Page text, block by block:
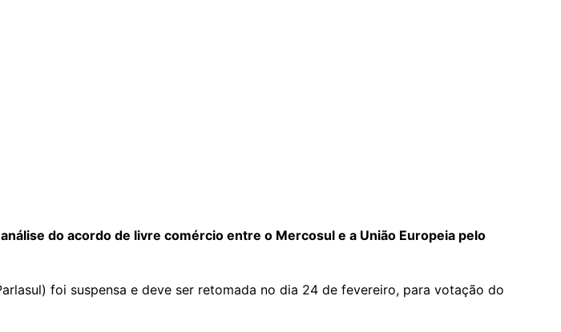
do acordo de livre comércio entre o Mercosul e a União Europeia pelo
foi suspensa e deve ser retomada no dia 24 de fevereiro, para votação do